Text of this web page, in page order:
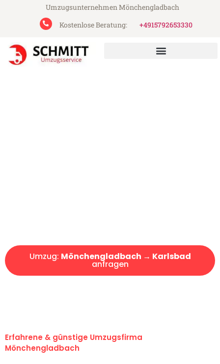
Umzugsunternehmen Mönchengladbach
Kostenlose Beratung:
+4915792653330
Umzug: Mönchengladbach → Karlsbad
anfragen
Erfahrene & günstige Umzugsfirma
Mönchengladbach